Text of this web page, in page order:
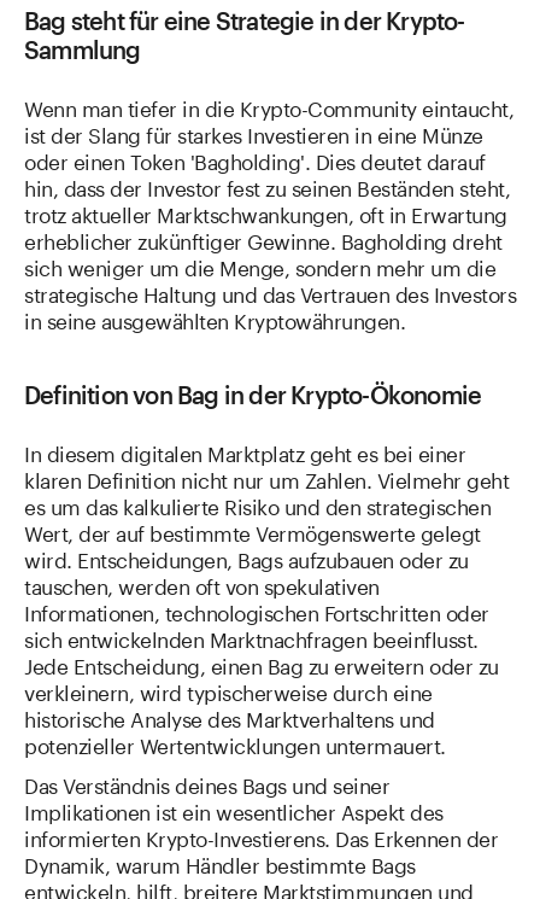
Bag steht für eine Strategie in der Krypto-
Sammlung
Wenn man tiefer in die Krypto-Community eintaucht,
ist der Slang für starkes Investieren in eine Münze
oder einen Token 'Bagholding'. Dies deutet darauf
hin, dass der Investor fest zu seinen Beständen steht,
trotz aktueller Marktschwankungen, oft in Erwartung
erheblicher zukünftiger Gewinne. Bagholding dreht
sich weniger um die Menge, sondern mehr um die
strategische Haltung und das Vertrauen des Investors
in seine ausgewählten Kryptowährungen.
Definition von Bag in der Krypto-Ökonomie
In diesem digitalen Marktplatz geht es bei einer
klaren Definition nicht nur um Zahlen. Vielmehr geht
es um das kalkulierte Risiko und den strategischen
Wert, der auf bestimmte Vermögenswerte gelegt
wird. Entscheidungen, Bags aufzubauen oder zu
tauschen, werden oft von spekulativen
Informationen, technologischen Fortschritten oder
sich entwickelnden Marktnachfragen beeinflusst.
Jede Entscheidung, einen Bag zu erweitern oder zu
verkleinern, wird typischerweise durch eine
historische Analyse des Marktverhaltens und
potenzieller Wertentwicklungen untermauert.
Das Verständnis deines Bags und seiner
Implikationen ist ein wesentlicher Aspekt des
informierten Krypto-Investierens. Das Erkennen der
Dynamik, warum Händler bestimmte Bags
entwickeln, hilft, breitere Marktstimmungen und